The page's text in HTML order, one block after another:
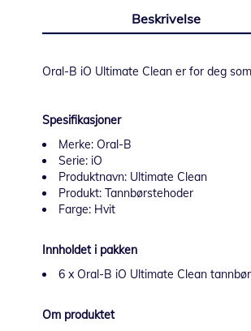
av
Beskrivelse
Oral-B iO Ultimate Clean er for deg
Spesifikasjoner
Merke: Oral-B
Serie: iO
Produktnavn: Ultimate Clean
Produkt: Tannbørstehoder
Farge: Hvit
Innholdet i pakken
6 x Oral-B iO Ultimate Clean
Om produktet